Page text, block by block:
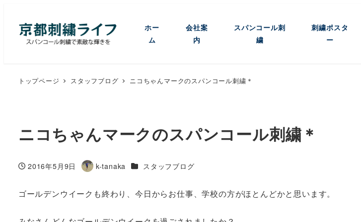
ホー
ム
会社案
内
スパンコール刺
繍
刺繍ポスタ
ー
トップページ スタッフブログ ニコちゃんマークのスパンコール刺繍＊
ニコちゃんマークのスパンコール刺繍＊
投稿日
2016年5月9日
著
k-tanaka カテゴリー
スタッフブログ
ゴールデンウイークも終わり、今日からお仕事、学校の方がほとんどかと思います。